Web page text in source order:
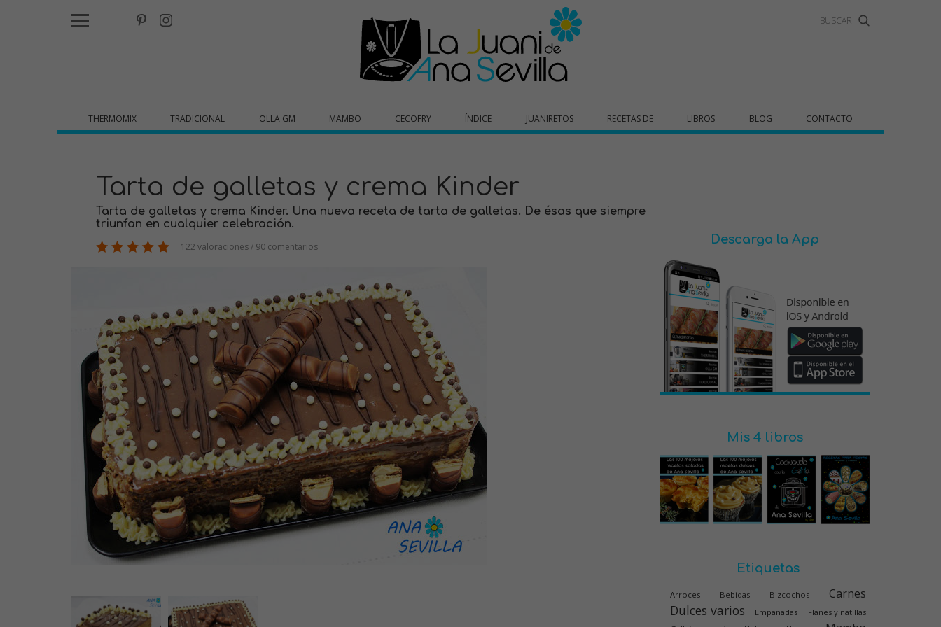
THERMOMIX TRADICIONAL OLLA GM MAMBO CECOFRY ÍNDICE JUANIRETOS RECETAS DE LIBROS BLOG CONTACTO
Tarta de galletas y crema Kinder
Tarta de galletas y crema Kinder. Una nueva receta de tarta de galletas. De ésas que siempre
triunfan en cualquier celebración.
122 valoraciones / 90 comentarios
Descarga la App
Mis 4 libros
Etiquetas
Arroces Bebidas Bizcochos Carnes
Dulces varios Empanadas
Flanes y natillas